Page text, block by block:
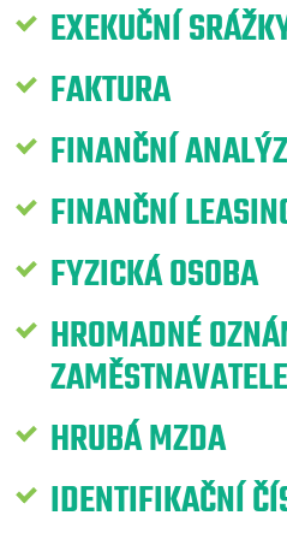
EXEKUČNÍ
FAKTURA
FINANČNÍ
FINANČNÍ
FYZICKÁ OSOBA
HROMADNÉ
HRUBÁ MZDA
IDENTIFIKAČNÍ